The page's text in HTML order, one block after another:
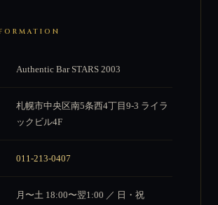
Authentic Bar STARS 2003
札幌市中央区南5条西4丁目9-3 ライラ
ックビル4F
011-213-0407
月〜土 18:00〜翌1:00 ／ 日・祝